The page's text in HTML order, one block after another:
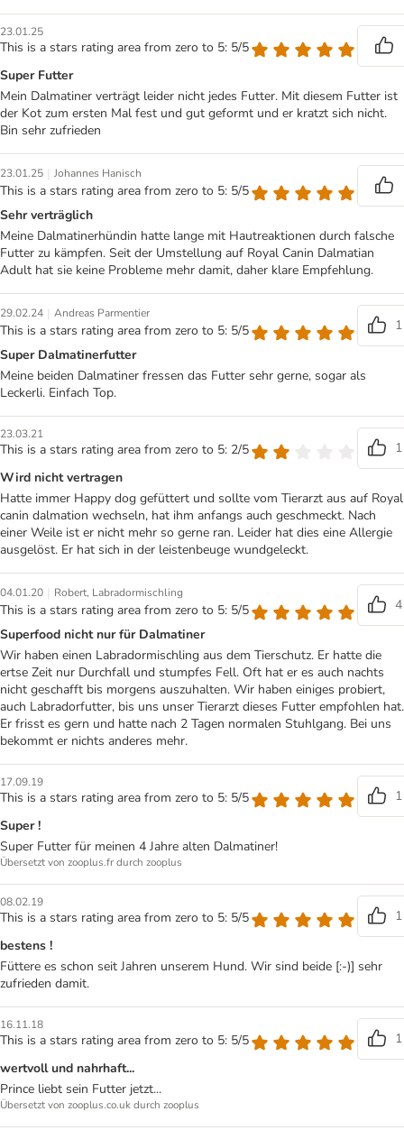
23.01.25
This is a stars rating area from zero to 5: 5/5
Super Futter
Mein Dalmatiner verträgt leider nicht jedes Futter. Mit diesem Futter ist
der Kot zum ersten Mal fest und gut geformt und er kratzt sich nicht.
Bin sehr zufrieden
23.01.25 | Johannes Hanisch
This is a stars rating area from zero to 5: 5/5
Sehr verträglich
Meine Dalmatinerhündin hatte lange mit Hautreaktionen durch falsche
Futter zu kämpfen. Seit der Umstellung auf Royal Canin Dalmatian
Adult hat sie keine Probleme mehr damit, daher klare Empfehlung.
29.02.24 | Andreas Parmentier
This is a stars rating area from zero to 5: 5/5
1
Super Dalmatinerfutter
Meine beiden Dalmatiner fressen das Futter sehr gerne, sogar als
Leckerli. Einfach Top.
23.03.21
This is a stars rating area from zero to 5: 2/5
1
Wird nicht vertragen
Hatte immer Happy dog gefüttert und sollte vom Tierarzt aus auf Royal
canin dalmation wechseln, hat ihm anfangs auch geschmeckt. Nach
einer Weile ist er nicht mehr so gerne ran. Leider hat dies eine Allergie
ausgelöst. Er hat sich in der leistenbeuge wundgeleckt.
04.01.20 | Robert, Labradormischling
This is a stars rating area from zero to 5: 5/5
4
Superfood nicht nur für Dalmatiner
Wir haben einen Labradormischling aus dem Tierschutz. Er hatte die
ertse Zeit nur Durchfall und stumpfes Fell. Oft hat er es auch nachts
nicht geschafft bis morgens auszuhalten. Wir haben einiges probiert,
auch Labradorfutter, bis uns unser Tierarzt dieses Futter empfohlen hat.
Er frisst es gern und hatte nach 2 Tagen normalen Stuhlgang. Bei uns
bekommt er nichts anderes mehr.
17.09.19
This is a stars rating area from zero to 5: 5/5
1
Super !
Super Futter für meinen 4 Jahre alten Dalmatiner!
Übersetzt von zooplus.fr durch zooplus
08.02.19
This is a stars rating area from zero to 5: 5/5
1
bestens !
Füttere es schon seit Jahren unserem Hund. Wir sind beide [:-)] sehr
zufrieden damit.
16.11.18
This is a stars rating area from zero to 5: 5/5
1
wertvoll und nahrhaft...
Prince liebt sein Futter jetzt...
Übersetzt von zooplus.co.uk durch zooplus